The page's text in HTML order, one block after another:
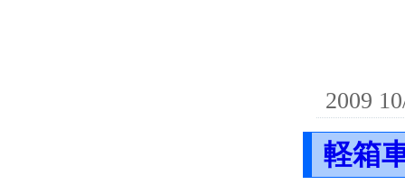
2009
軽箱